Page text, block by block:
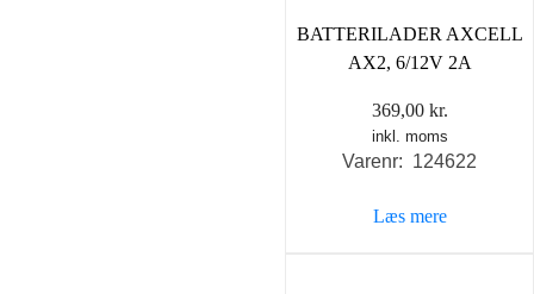
BATTERILADER AXCELL
AX2, 6/12V 2A
369,00 kr.
inkl. moms
Varenr: 124622
Læs mere